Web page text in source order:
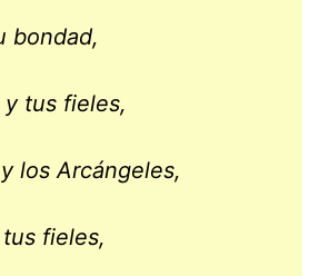
bondad,
tus fieles,
los Arcángeles,
fieles,